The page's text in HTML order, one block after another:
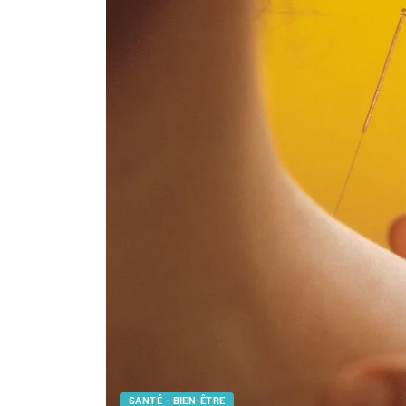
SANTÉ - BIEN-ÊTRE